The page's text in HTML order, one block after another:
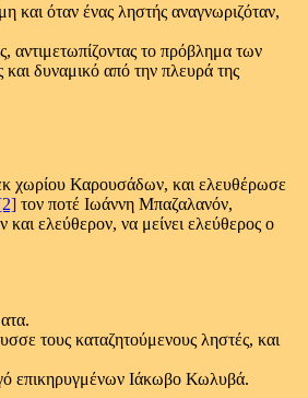
και όταν ένας ληστής αναγνωριζόταν,
αντιμετωπίζοντας το πρόβλημα των
δυναμικό από την πλευρά της
χωρίου Καρουσάδων, και ελευθέρωσε
τον ποτέ Ιωάννη Μπαζαλανόν,
ελεύθερον, να μείνει ελεύθερος ο
τους καταζητούμενους ληστές, και
επικηρυγμένων Ιάκωβο Κωλυβά.